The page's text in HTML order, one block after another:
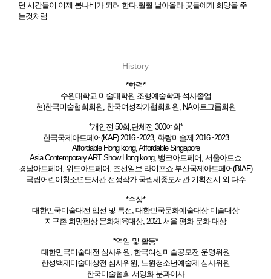
던 시간들이 이제 봄나비가 되려 한다. ​ 훨훨 날아올라 꽃들에게 희망을 주
는것처럼
History
*학력*
수원대학교 미술대학원 조형예술학과 석사졸업
현)한국미술협회회원, 한국여성작가협회회원, NA아트그룹회원
*개인전 50회,단체전 300여회*
한국국제아트페어(KAF) 2016~2023, 화랑미술제 2016~2023
Affordable Hong kong, Affordable Singapore
Asia Contemporary ART Show Hong kong, 뱅크아트페어, 서울아트쇼
경남아트페어, 위드아트페어, 조선일보 라이프쇼 부산국제아트페어(BIAF)
국립어린이청소년도서관 선정작가 국립세종도서관 기획전시 외 다수
*수상*
대한민국미술대전 입선 및 특선, 대한민국문화예술대상 미술대상
지구촌 희망펜상 문화체육대상, 2021 서울 평화 문화 대상
*역임 및 활동*
대한민국미술대전 심사위원, 한국여성미술공모전 운영위원
한성백제미술대상전 심사위원, 노원청소년예술제 심사위원
한국미술협회 서양화 분과이사